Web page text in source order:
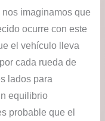
imaginamos que
ocurre con este
el vehículo lleva
cada rueda de
lados para
equilibrio
probable que el